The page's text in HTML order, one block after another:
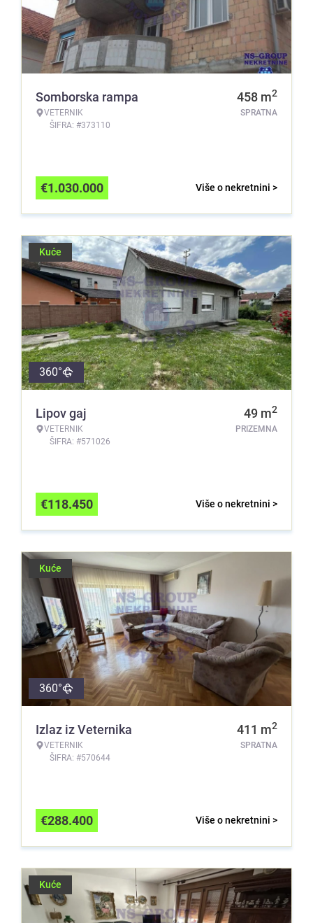
Somborska rampa
VETERNIK
ŠIFRA: #373110
458 m2
SPRATNA
Više o nekretnini >
€1.030.000
Kuće
360°
Lipov gaj
VETERNIK
ŠIFRA: #571026
49 m2
PRIZEMNA
Više o nekretnini >
€118.450
Kuće
360°
Izlaz iz Veternika
VETERNIK
ŠIFRA: #570644
411 m2
SPRATNA
Više o nekretnini >
€288.400
Kuće